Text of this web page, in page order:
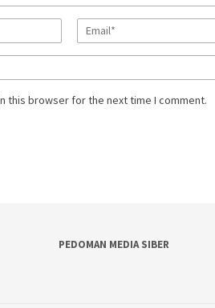
this browser for the next time I comment.
PEDOMAN MEDIA SIBER